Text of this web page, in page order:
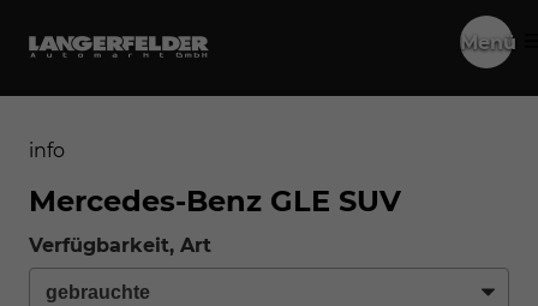
Menü
info
Mercedes-Benz GLE SUV
Verfügbarkeit, Art